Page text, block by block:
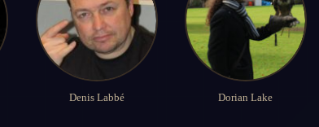
Denis Labbé Dorian Lake